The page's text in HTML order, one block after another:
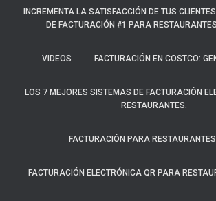
INCREMENTA LA SATISFACCIÓN DE TUS
DE FACTURACIÓN #1 PARA
VIDEOS FACTURACIÓN EN COSTCO:
LOS 7 MEJORES SISTEMAS DE FACTURACIÓN
RESTAURANTES.
FACTURACIÓN PARA
FACTURACIÓN ELECTRÓNICA QR PARA